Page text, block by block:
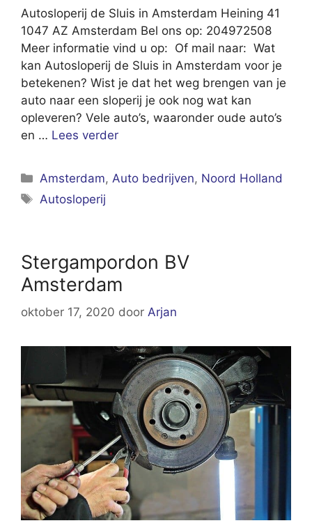
Autosloperij de Sluis in Amsterdam Heining 41
1047 AZ Amsterdam Bel ons op: 204972508
Meer informatie vind u op: Of mail naar: Wat
kan Autosloperij de Sluis in Amsterdam voor je
betekenen? Wist je dat het weg brengen van je
auto naar een sloperij je ook nog wat kan
opleveren? Vele auto’s, waaronder oude auto’s
en … Lees verder
Categorieën
Amsterdam, Auto bedrijven, Noord Holland
Tags
Autosloperij
Stergampordon BV
Amsterdam
oktober 17, 2020 door Arjan